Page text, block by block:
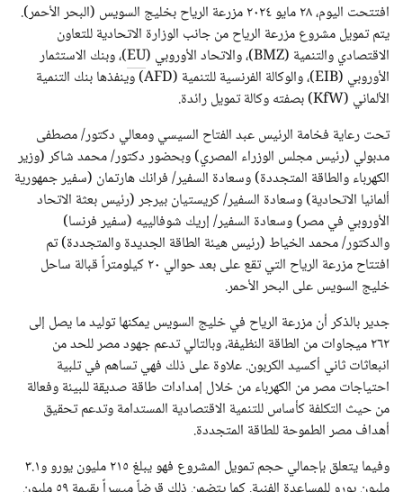
افتتحت اليوم، ٢٨ مايو ٢٠٢٤ مزرعة الرياح بخليج السويس (البحر الأحمر).
يتم تمويل مشروع مزرعة الرياح من جانب الوزارة الاتحادية للتعاون
الاقتصادي والتنمية (BMZ)، والاتحاد الأوروبي (
EU)، وبنك الاستثمار
الأوروبي (EIB)، والوكالة الفرنسية للتنمية (AFD) وينفذها بنك التنمية
الألماني (KfW) بصفته وكالة تمويل رائدة.
تحت رعاية فخامة الرئيس عبد الفتاح السيسي ومعالي دكتور/ مصطفى
مدبولي (رئيس مجلس الوزراء المصري) وبحضور دكتور/ محمد شاكر (وزير
الكهرباء والطاقة المتجددة) وسعادة السفير/ فرانك هارتمان (سفير جمهورية
ألمانيا الاتحادية) وسعادة السفير/ كريستيان بيرجر (رئيس بعثة الاتحاد
الأوروبي في مصر) وسعادة السفير/ إريك شوفالييه (سفير فرنسا)
والدكتور/ محمد الخياط (رئيس هيئة الطاقة الجديدة والمتجددة) تم
افتتاح مزرعة الرياح التي تقع على بعد حوالي ٢٠ كيلومتراً قبالة ساحل
خليج السويس على البحر الأحمر.
جدير بالذكر أن مزرعة الرياح في خليج السويس يمكنها توليد ما يصل إلى
٢٦٢ ميجاوات من الطاقة النظيفة، وبالتالي تدعم جهود مصر للحد من
انبعاثات ثاني أكسيد الكربون. علاوة على ذلك فهي تساهم في تلبية
احتياجات مصر من الكهرباء من خلال إمدادات طاقة صديقة للبيئة وفعالة
من حيث التكلفة كأساس للتنمية الاقتصادية المستدامة وتدعم تحقيق
أهداف مصر الطموحة للطاقة المتجددة.
وفيما يتعلق بإجمالي حجم تمويل المشروع فهو يبلغ ٢١٥ مليون يورو و٣.١